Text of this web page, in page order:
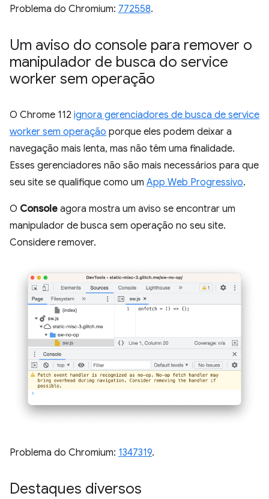
Problema do Chromium: 772558.
Um aviso do console para remover o
manipulador de busca do service
worker sem operação
O Chrome 112 ignora gerenciadores de busca de service
worker sem operação porque eles podem deixar a
navegação mais lenta, mas não têm uma finalidade.
Esses gerenciadores não são mais necessários para que
seu site se qualifique como um App Web Progressivo.
O Console agora mostra um aviso se encontrar um
manipulador de busca sem operação no seu site.
Considere remover.
Problema do Chromium: 1347319.
Destaques diversos